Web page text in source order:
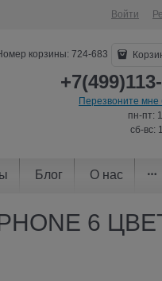
Войти
корзины: 724-683
Перезвоните мне
пн-пт:
сб-вс:
Блог О нас
6